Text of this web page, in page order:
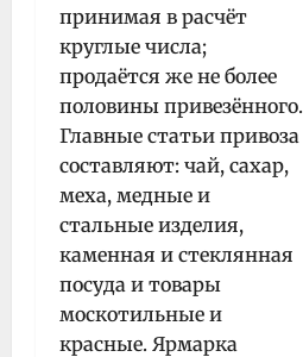
принимая в расчёт
круглые числа;
продаётся же не более
половины привезённого.
Главные статьи привоза
составляют: чай, сахар,
меха, медные и
стальные изделия,
каменная и стеклянная
посуда и товары
москотильные и
красные. Ярмарка